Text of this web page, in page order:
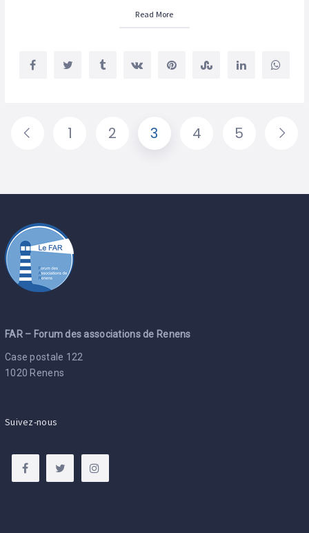
Read More
1 2 3 4 5
FAR – Forum des associations de Renens
Case postale 122
1020 Renens
Suivez-nous